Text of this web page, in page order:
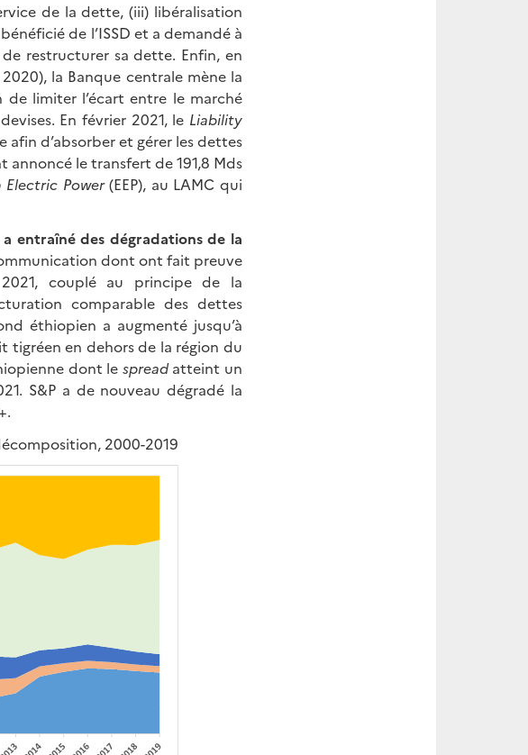
de la dette, (iii) libéralisation
de l’ISSD et a demandé à
restructurer sa dette. Enfin, en
la Banque centrale mène la
limiter l’écart entre le marché
En février 2021, le Liability
afin d’absorber et gérer les dettes
annoncé le transfert de 191,8 Mds
Electric Power(EEP), au LAMC qui
entraîné des dégradations de la
dont ont fait preuve
couplé au principe de la
comparable des dettes
éthiopien a augmenté jusqu’à
tigréen en dehors de la région du
dont le spreadatteint un
S&P a de nouveau dégradé la
2000-2019